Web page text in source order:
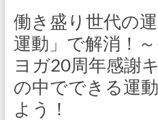
働き盛り世代の
運動」で解消！
ヨガ20周年感謝
の中でできる運
よう！